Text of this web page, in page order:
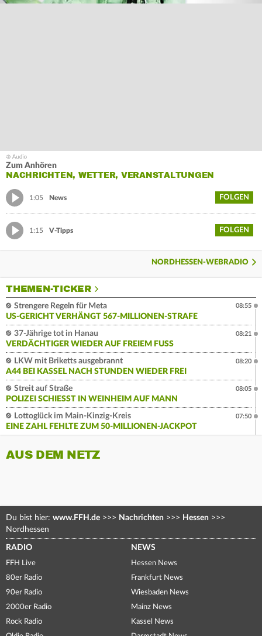
Zum Anhören
NACHRICHTEN, WETTER, VERANSTALTUNGEN
1:05 News FOLGEN
1:15 V-Tipps FOLGEN
NORDHESSEN-WEBRADIO
THEMEN-TICKER
Strengere Regeln für Meta
US-GERICHT VERHÄNGT 567-MILLIONEN-STRAFE
08:55
37-Jährige tot in Hanau
VERDÄCHTIGER WIEDER AUF FREIEM FUSS
08:21
LKW mit Briketts ausgebrannt
A44 BEI KASSEL NACH STUNDEN WIEDER FREI
08:20
Streit auf Straße
POLIZEI SCHIESST IN WEINHEIM AUF MANN
08:05
Lottoglück im Main-Kinzig-Kreis
EINE ZAHL FEHLTE ZUM 50-MILLIONEN-JACKPOT
07:50
AUS DEM NETZ
Du bist hier: www.FFH.de >>> Nachrichten >>> Hessen >>>
Nordhessen
RADIO
FFH Live
80er Radio
90er Radio
2000er Radio
Rock Radio
NEWS
Hessen News
Frankfurt News
Wiesbaden News
Mainz News
Kassel News